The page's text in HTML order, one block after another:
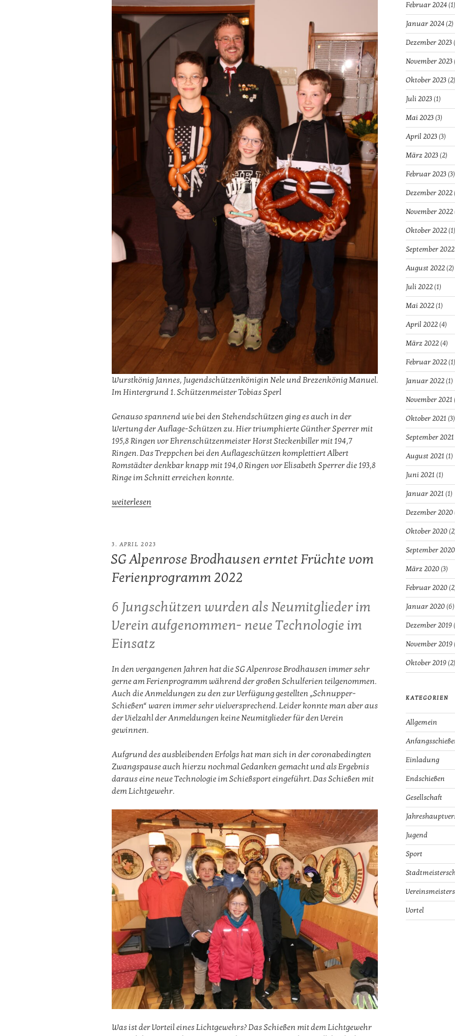
Wurstkönig Jannes, Jugendschützenkönigin Nele und Brezenkönig Manuel.
Im Hintergrund 1. Schützenmeister Tobias Sperl
Genauso spannend wie bei den Stehendschützen ging es auch in der
Wertung der Auflage-Schützen zu. Hier triumphierte Günther Sperrer mit
195,8 Ringen vor Ehrenschützenmeister Horst Steckenbiller mit 194,7
Ringen. Das Treppchen bei den Auflageschützen komplettiert Albert
Romstädter denkbar knapp mit 194,0 Ringen vor Elisabeth Sperrer die 193,8
Ringe im Schnitt erreichen konnte.
„Stefan
ist
Schützenkönig
Alpenrose
Brodhausen“
weiterlesen
VERÖFFENTLICHT
3. APRIL 2023
SG Alpenrose Brodhausen erntet Früchte vom
Ferienprogramm 2022
6 Jungschützen wurden als Neumitglieder im
Verein aufgenommen- neue Technologie im
Einsatz
In den vergangenen Jahren hat die SG Alpenrose Brodhausen immer sehr
gerne am Ferienprogramm während der großen Schulferien teilgenommen.
Auch die Anmeldungen zu den zur Verfügung gestellten „Schnupper-
Schießen“ waren immer sehr vielversprechend. Leider konnte man aber aus
der Vielzahl der Anmeldungen keine Neumitglieder für den Verein
gewinnen.
Aufgrund des ausbleibenden Erfolgs hat man sich in der coronabedingten
Zwangspause auch hierzu nochmal Gedanken gemacht und als Ergebnis
daraus eine neue Technologie im Schießsport eingeführt. Das Schießen mit
dem Lichtgewehr.
Was ist der Vorteil eines Lichtgewehrs? Das Schießen mit dem Lichtgewehr
Februar 2024(1)
Januar 2024(2)
Dezember 2023
November 2023
Oktober 2023(2)
Juli 2023(1)
Mai 2023(3)
April 2023(3)
März 2023(2)
Februar 2023(3)
Dezember 2022
November 2022
Oktober 2022(1)
September 2022
August 2022(2)
Juli 2022(1)
Mai 2022(1)
April 2022(4)
März 2022(4)
Februar 2022(1)
Januar 2022(1)
November 2021
Oktober 2021 (3)
September 2021
August 2021 (1)
Juni 2021 (1)
Januar 2021 (1)
Dezember 2020
Oktober 2020
September 2020
März 2020(3)
Februar 2020
Januar 2020(6)
Dezember 2019
November 2019
Oktober 2019(2)
KATEGORIEN
Allgemein
Einladung
Endschießen
Gesellschaft
Jugend
Sport
Vortel